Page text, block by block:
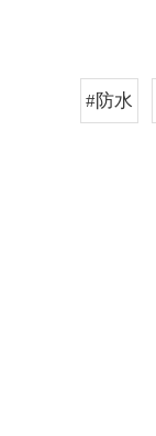
#防水